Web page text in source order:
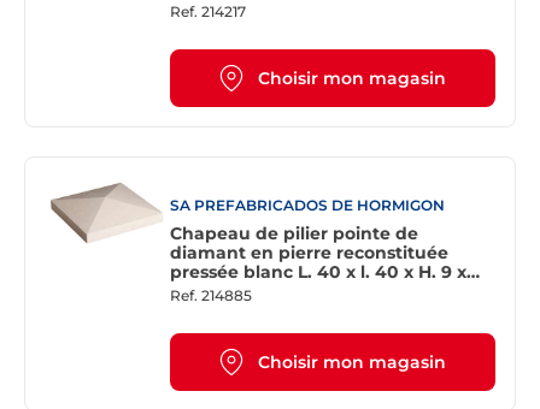
Ref. 214217
Choisir mon magasin
SA PREFABRICADOS DE HORMIGON
Chapeau de pilier pointe de
diamant en pierre reconstituée
pressée blanc L. 40 x l. 40 x H. 9 x
Ép. 5,5 cm
Ref. 214885
Choisir mon magasin